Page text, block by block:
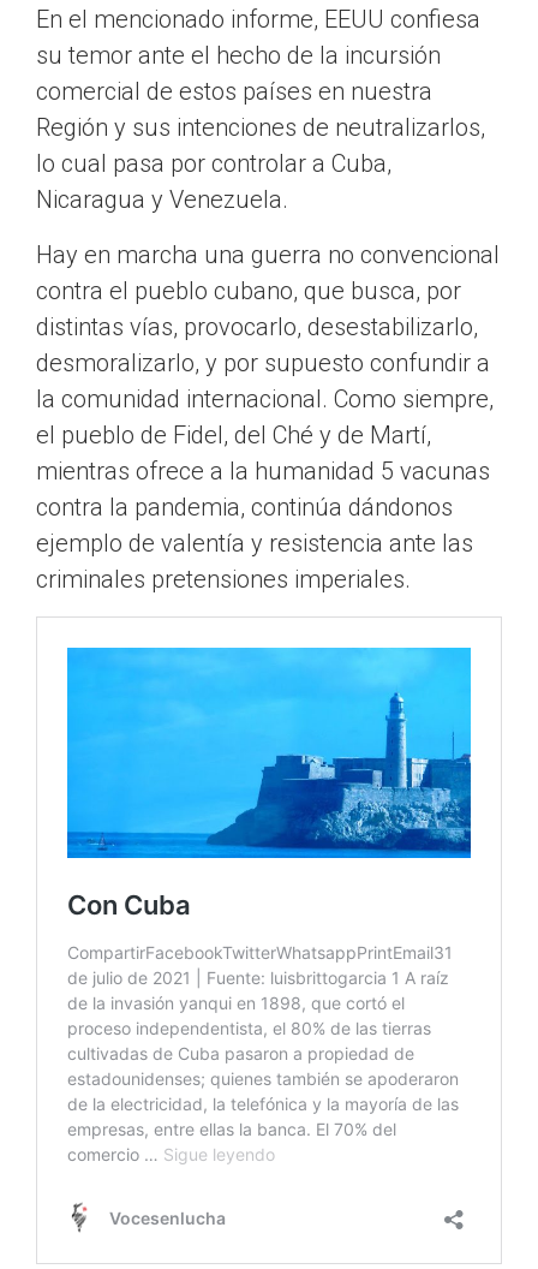
En el mencionado informe, EEUU confiesa
su temor ante el hecho de la incursión
comercial de estos países en nuestra
Región y sus intenciones de neutralizarlos,
lo cual pasa por controlar a Cuba,
Nicaragua y Venezuela.
Hay en marcha una guerra no convencional
contra el pueblo cubano, que busca, por
distintas vías, provocarlo, desestabilizarlo,
desmoralizarlo, y por supuesto confundir a
la comunidad internacional. Como siempre,
el pueblo de Fidel, del Ché y de Martí,
mientras ofrece a la humanidad 5 vacunas
contra la pandemia, continúa dándonos
ejemplo de valentía y resistencia ante las
criminales pretensiones imperiales.